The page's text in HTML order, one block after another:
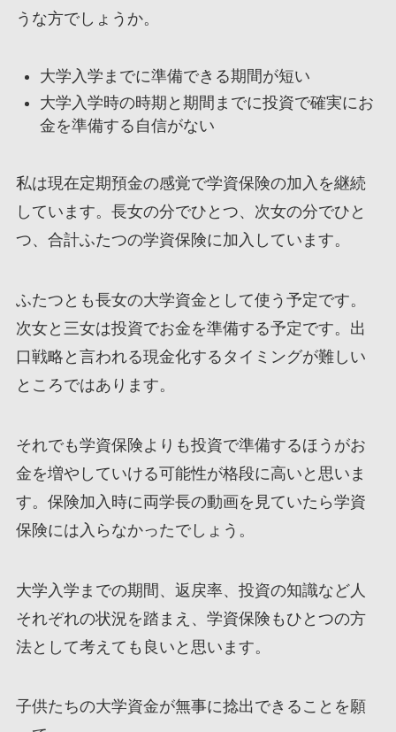
うな方でしょうか。
大学入学までに準備できる期間が短い
大学入学時の時期と期間までに投資で確実にお
金を準備する自信がない
私は現在定期預金の感覚で学資保険の加入を継続
しています。長女の分でひとつ、次女の分でひと
つ、合計ふたつの学資保険に加入しています。
ふたつとも長女の大学資金として使う予定です。
次女と三女は投資でお金を準備する予定です。出
口戦略と言われる現金化するタイミングが難しい
ところではあります。
それでも学資保険よりも投資で準備するほうがお
金を増やしていける可能性が格段に高いと思いま
す。保険加入時に両学長の動画を見ていたら学資
保険には入らなかったでしょう。
大学入学までの期間、返戻率、投資の知識など人
それぞれの状況を踏まえ、学資保険もひとつの方
法として考えても良いと思います。
子供たちの大学資金が無事に捻出できることを願